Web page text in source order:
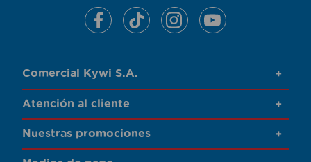
Comercial Kywi S.A. +
Atención al cliente +
Nuestras promociones +